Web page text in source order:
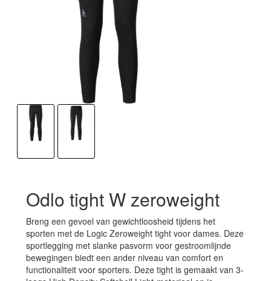
Odlo tight W zeroweight
Breng een gevoel van gewichtloosheid tijdens het
sporten met de Logic Zeroweight tight voor dames. Deze
sportlegging met slanke pasvorm voor gestroomlijnde
bewegingen biedt een ander niveau van comfort en
functionaliteit voor sporters. Deze tight is gemaakt van 3-